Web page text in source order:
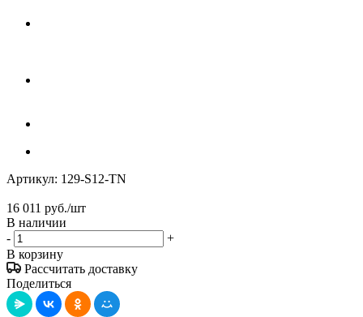
Артикул: 129-S12-TN
16 011 руб./шт
В наличии
-
+
В корзину
Рассчитать доставку
Поделиться